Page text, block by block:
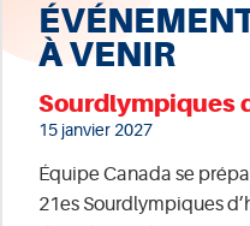
À VENIR
Sourdlympiques
15 janvier 2027
Équipe Canada se
21es Sourdlympiques